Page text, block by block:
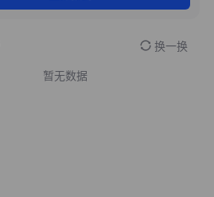
换一换
暂无数据